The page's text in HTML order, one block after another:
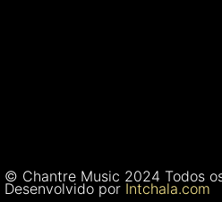
© Chantre Music 2024 Todos
Desenvolvido por Intchala.com